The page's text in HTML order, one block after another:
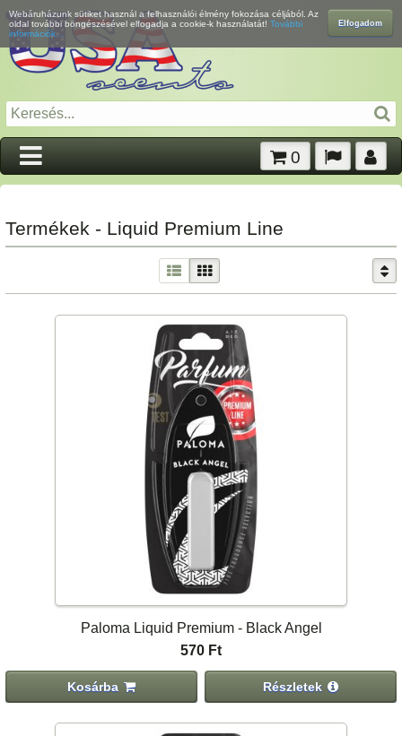
Elfogadom
Webáruházunk sütiket használ a felhasználói élmény fokozása céljából. Az
oldal további böngészésével elfogadja a cookie-k használatát! További
információk...
0
Termékek - Liquid Premium Line
Paloma Liquid Premium - Black Angel
570 Ft
Kosárba Részletek